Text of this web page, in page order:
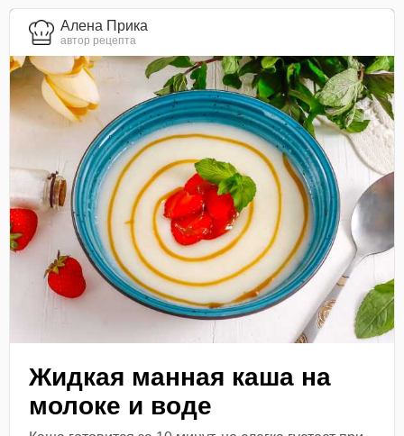
Алена Прика
автор рецепта
Жидкая манная каша на
молоке и воде